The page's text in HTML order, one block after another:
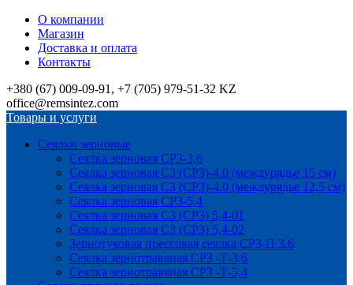
О компании
Магазин
Доставка и оплата
Контакты
+380 (67) 009-09-91, +7 (705) 979-51-32 KZ
office@remsintez.com
Товары и услуги
Сеялки зерновые
Сеялка зерновая СРЗ-3,6
Сеялка зерновая СЗ (СРЗ)-4.0 (междурядье 15 см)
Сеялка зерновая СЗ (СРЗ)-4.0 (междурядье 12,5 см)
Сеялка зерновая СРЗ-5,4
Сеялка зерновая СЗ (СРЗ) 5,4-01
Сеялка зерновая СЗ (СРЗ) 5,4-02
Зернотуковая прессовая сеялка СРЗ-П 3.6
Сеялка зернотравяная СРЗ -Т-3,6
Сеялка зернотравяная СРЗ -Т-5,4